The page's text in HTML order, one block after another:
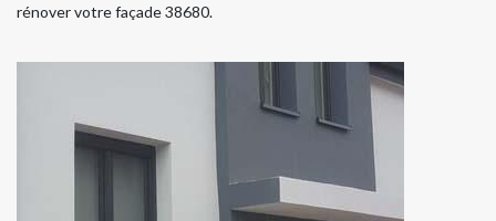
rénover votre façade 38680.